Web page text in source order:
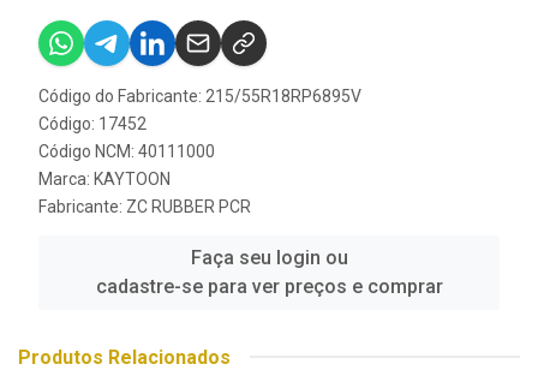
Código do Fabricante: 215/55R18RP6895V
Código: 17452
Código NCM: 40111000
Marca: KAYTOON
Fabricante: ZC RUBBER PCR
Faça seu login ou
cadastre-se para ver preços e comprar
Produtos Relacionados